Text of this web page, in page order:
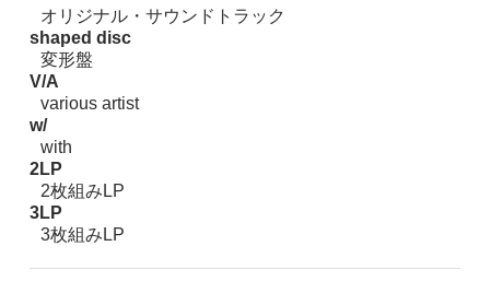
オリジナル・サウンドトラック
shaped disc
変形盤
V/A
various artist
w/
with
2LP
2枚組みLP
3LP
3枚組みLP